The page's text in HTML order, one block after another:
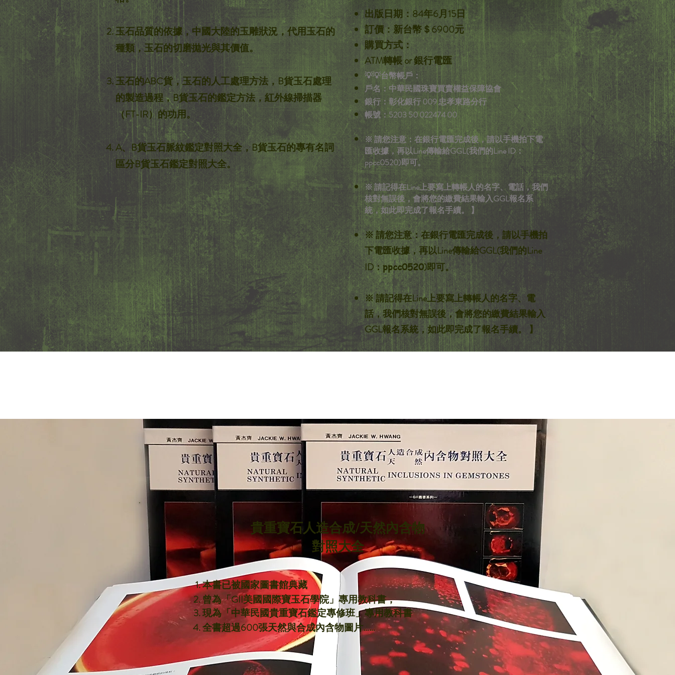
玉石品質的依據，中國大陸的玉雕狀況，代用玉石的
種類，玉石的切磨拋光與其價值。
玉石的ABC貨，玉石的人工處理方法，B貨玉石處理
的製造過程，B貨玉石的鑑定方法，紅外線掃描器
（FT-IR）的功用。
A、B貨玉石脈紋鑑定對照大全，B貨玉石的專有名詞
區分B貨玉石鑑定對照大全。
出版日期：84年6月15日
訂價：新台幣＄6900元
購買方式：
ATM轉帳 or 銀行電匯
💡💡台幣帳戶：
戶名：中華民國珠寶買賣權益保障協會
銀行：彰化銀行 009 忠孝東路分行
帳號：5203 50 022474 00
​​※ 請您注意：在銀行電匯完成後，請以手機拍下電
匯收據，再以Line傳輸給GGL(我們的Line ID：
ppcc0520)即可。
※ 請記得在Line上要寫上轉帳人的名字、電話，我們
核對無誤後，會將您的繳費結果輸入GGL報名系
統，如此即完成了報名手續。 】
※ 請您注意：在銀行電匯完成後，請以手機拍
下電匯收據，再以Line傳輸給GGL(我們的Line
ID：ppcc0520)即可。
※ 請記得在Line上要寫上轉帳人的名字、電
話，我們核對無誤後，會將您的繳費結果輸入
GGL報名系統，如此即完成了報名手續。 】
貴重寶石人造合成/天然內含物
對照大全
本書已被國家圖書館典藏
曾為「GII美國國際寶玉石學院」專用教科書，
​現為「中華民國貴重寶石鑑定專修班」專用教科書
全書超過600張天然與合成內含物圖片……